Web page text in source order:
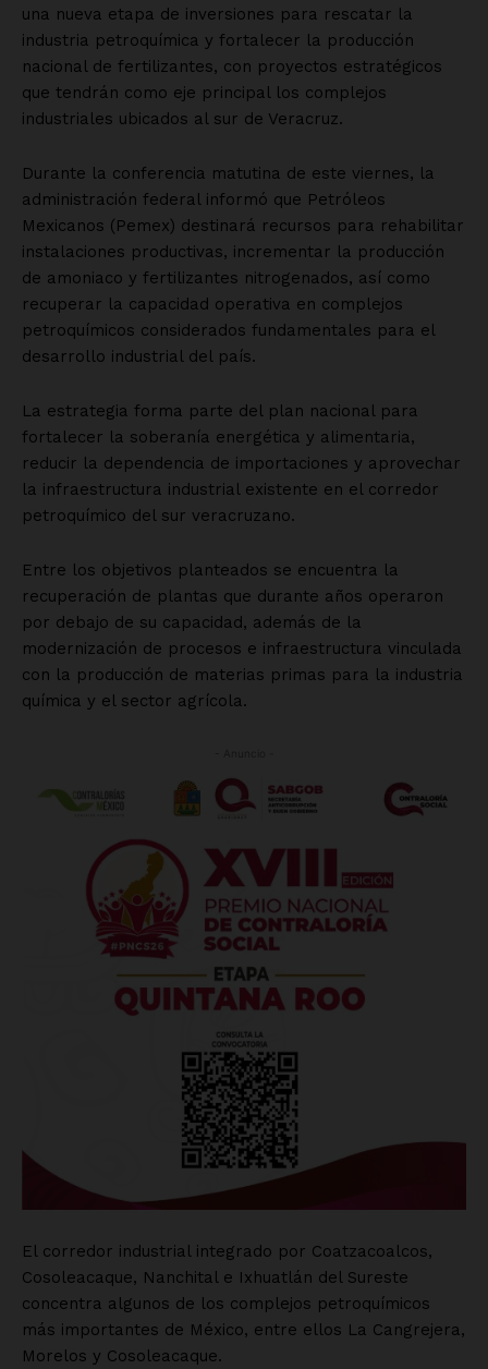
una nueva etapa de inversiones para rescatar la
industria petroquímica y fortalecer la producción
nacional de fertilizantes, con proyectos estratégicos
que tendrán como eje principal los complejos
industriales ubicados al sur de Veracruz.
Durante la conferencia matutina de este viernes, la
administración federal informó que Petróleos
Mexicanos (Pemex) destinará recursos para rehabilitar
instalaciones productivas, incrementar la producción
de amoniaco y fertilizantes nitrogenados, así como
recuperar la capacidad operativa en complejos
petroquímicos considerados fundamentales para el
desarrollo industrial del país.
La estrategia forma parte del plan nacional para
fortalecer la soberanía energética y alimentaria,
reducir la dependencia de importaciones y aprovechar
la infraestructura industrial existente en el corredor
petroquímico del sur veracruzano.
Entre los objetivos planteados se encuentra la
recuperación de plantas que durante años operaron
por debajo de su capacidad, además de la
modernización de procesos e infraestructura vinculada
con la producción de materias primas para la industria
química y el sector agrícola.
El corredor industrial integrado por Coatzacoalcos,
Cosoleacaque, Nanchital e Ixhuatlán del Sureste
concentra algunos de los complejos petroquímicos
más importantes de México, entre ellos La Cangrejera,
Morelos y Cosoleacaque.